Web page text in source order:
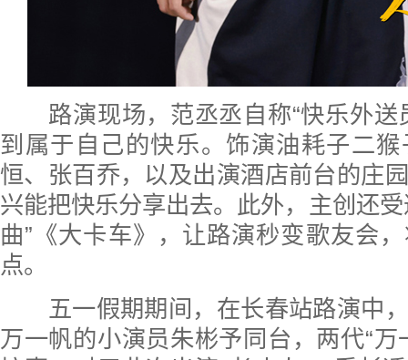
路演现场，范丞丞自称“快乐外送
到属于自己的快乐。饰演油耗子二
恒、张百乔，以及出演酒店前台的庄
兴能把快乐分享出去。此外，主创还
曲”《大卡车》，让路演秒变歌友会
点。
五一假期期间，在长春站路演中，
万一帆的小演员朱彬予同台，两代“万